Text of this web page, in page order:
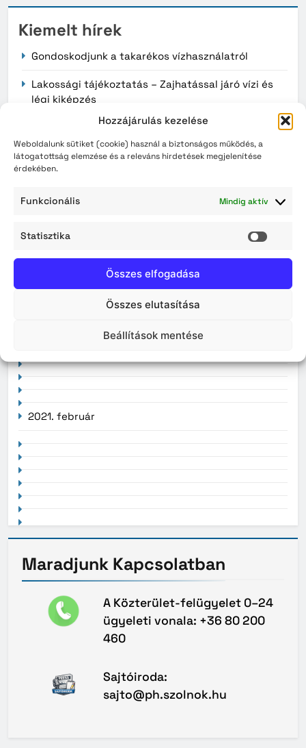
Hozzájárulás kezelése
Weboldalunk sütiket (cookie) használ a biztonságos működés, a
látogatottság elemzése és a releváns hirdetések megjelenítése
érdekében.
Funkcionális Mindig aktív
Statisztika
Összes elfogadása
Összes elutasítása
Beállítások mentése
Kiemelt hírek
Gondoskodjunk a takarékos vízhasználatról
Lakossági tájékoztatás – Zajhatással járó vízi és
légi kiképzés
Érvényüket vesztik a régi, könyv formátumú
személyazonosító igazolványok augusztus 3-án
Archívum
2021. február
Maradjunk Kapcsolatban
A Közterület-felügyelet 0–24
ügyeleti vonala: +36 80 200
460
Sajtóiroda:
sajto@ph.szolnok.hu